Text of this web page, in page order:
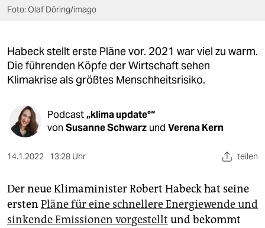
verlag
shop
fragen & hilfe
unterstützen
abo
genossenschaft
Foto: Olaf Döring/imago
Habeck stellt erste Pläne vor. 2021 war viel zu warm.
Die führenden Köpfe der Wirtschaft sehen
Klimakrise als größtes Menschheitsrisiko.
Podcast„klima update°“
von Susanne Schwarz und Verena Kern
14.1.2022 13:28 Uhr teilen
Der neue Klimaminister Robert Habeck hat seine
ersten Pläne für eine schnellere Energiewende und
sinkende Emissionen vorgestellt und bekommt